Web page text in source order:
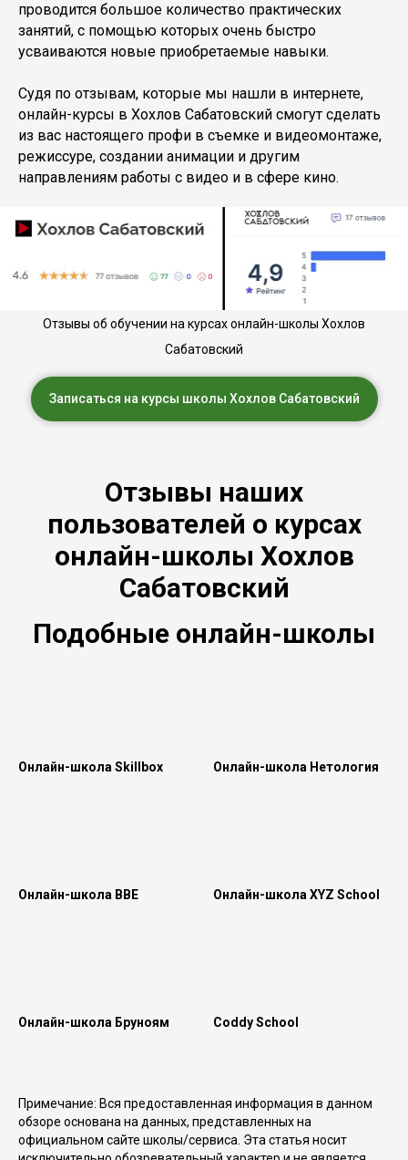
проводится большое количество практических
занятий, с помощью которых очень быстро
усваиваются новые приобретаемые навыки.
Судя по отзывам, которые мы нашли в интернете,
онлайн-курсы в Хохлов Сабатовский смогут сделать
из вас настоящего профи в съемке и видеомонтаже,
режиссуре, создании анимации и другим
направлениям работы с видео и в сфере кино.
Отзывы об обучении на курсах онлайн-школы Хохлов
Сабатовский
Записаться на курсы школы Хохлов Сабатовский
Отзывы наших
пользователей о курсах
онлайн-школы Хохлов
Сабатовский
Подобные онлайн-школы
Онлайн-школа Skillbox Онлайн-школа Нетология
Онлайн-школа BBE Онлайн-школа XYZ School
Онлайн-школа Бруноям Coddy School
Примечание: Вся предоставленная информация в данном
обзоре основана на данных, представленных на
официальном сайте школы/сервиса. Эта статья носит